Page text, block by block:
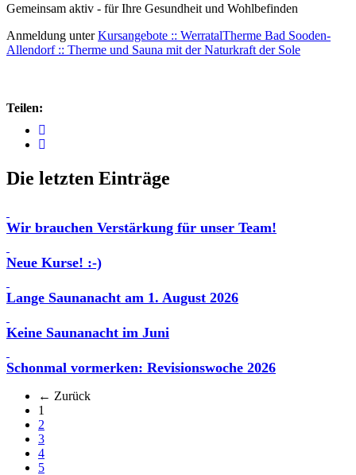
Gemeinsam aktiv - für Ihre Gesundheit und Wohlbefinden
Anmeldung unterKursangebote :: WerratalTherme Bad Sooden-
Allendorf :: Therme und Sauna mit der Naturkraft der Sole
Teilen:
Die letzten Einträge
Wir brauchen Verstärkung für unser Team!
Neue Kurse! :-)
Lange Saunanacht am 1. August 2026
Keine Saunanacht im Juni
Schonmal vormerken: Revisionswoche 2026
← Zurück
1
2
3
4
5